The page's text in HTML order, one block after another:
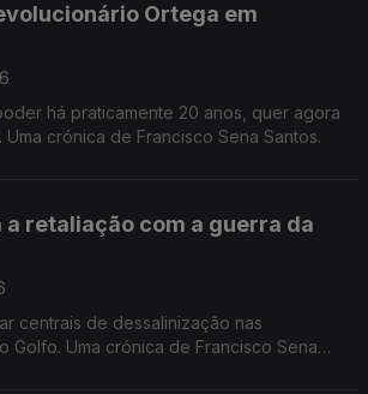
Ortega em
há praticamente 20 anos, quer agora
crónica de Francisco Sena Santos.
a retaliação com a guerra da
centrais de dessalinização nas
Golfo. Uma crónica de Francisco Sena